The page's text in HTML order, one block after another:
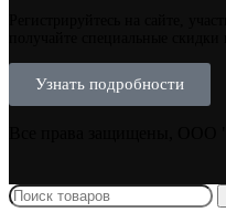
Узнать подробности